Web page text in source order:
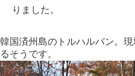
りました。
韓国済州島のトルハルバン。
るそうです。